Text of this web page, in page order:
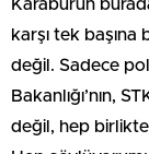
Karaburun
karşı tek
değil. Sadece
Bakanlığı’nın,
değil, hep